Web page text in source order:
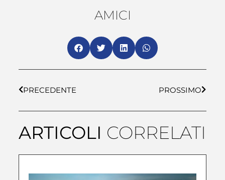
AMICI
PRECEDENTE PROSSIMO
ARTICOLI CORRELATI